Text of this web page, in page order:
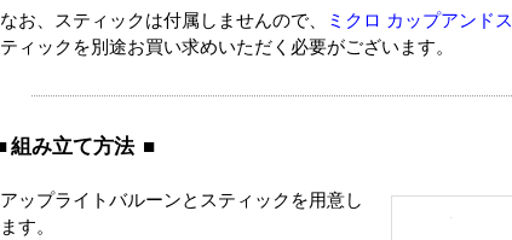
なお、スティックは付属しませんので、
ミクロ カップアンド
ティックを別途お買い求めいただく必要がございます。
組み立て方法
アップライトバルーンとスティックを用意し
ます。